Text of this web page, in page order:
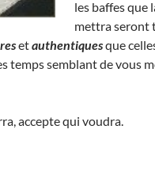
les baffes que
mettra seront
etauthentiquesque
temps semblant de vous
accepte qui voudra.